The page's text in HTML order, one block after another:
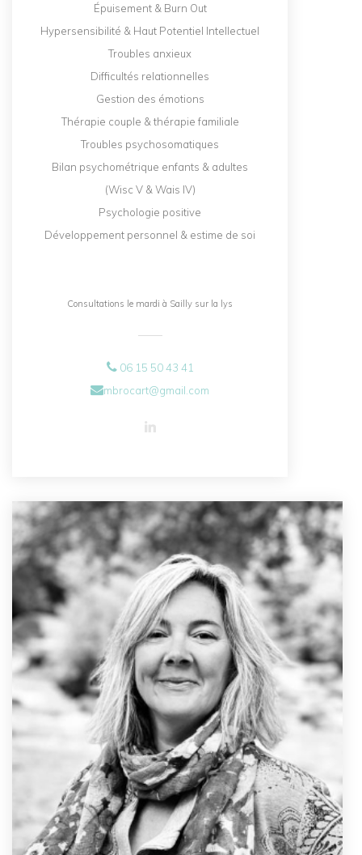
Épuisement & Burn Out
Hypersensibilité & Haut Potentiel Intellectuel
Troubles anxieux
Difficultés relationnelles
Gestion des émotions
Thérapie couple & thérapie familiale
Troubles psychosomatiques
Bilan psychométrique enfants & adultes
(Wisc V & Wais IV)
Psychologie positive
Développement personnel & estime de soi
Consultations le mardi à Sailly sur la lys
06 15 50 43 41
mbrocart@gmail.com